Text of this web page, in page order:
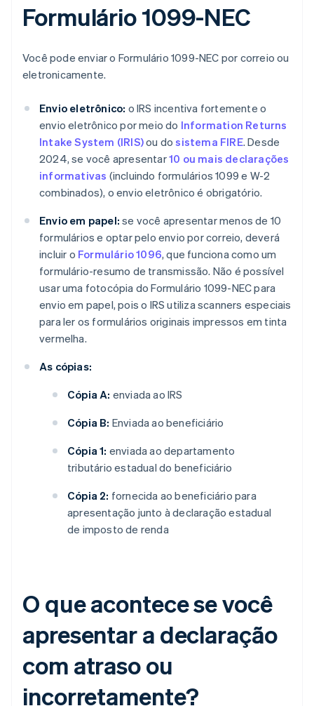
Formulário 1099-NEC
Você pode enviar o Formulário 1099-NEC por correio ou
eletronicamente.
Envio eletrônico: o IRS incentiva fortemente o
envio eletrônico por meio do Information Returns
Intake System (IRIS)ou dosistema FIRE. Desde
2024, se você apresentar10 ou mais declarações
informativas (incluindo formulários 1099 e W-2
combinados), o envio eletrônico é obrigatório.
Envio em papel: se você apresentar menos de 10
formulários e optar pelo envio por correio, deverá
incluir o Formulário 1096, que funciona como um
formulário-resumo de transmissão. Não é possível
usar uma fotocópia do Formulário 1099-NEC para
envio em papel, pois o IRS utiliza scanners especiais
para ler os formulários originais impressos em tinta
vermelha.
As cópias:
Cópia A: enviada ao IRS
Cópia B: Enviada ao beneficiário
Cópia 1: enviada ao departamento
tributário estadual do beneficiário
Cópia 2: fornecida ao beneficiário para
apresentação junto à declaração estadual
de imposto de renda
O que acontece se você
apresentar a declaração
com atraso ou
incorretamente?